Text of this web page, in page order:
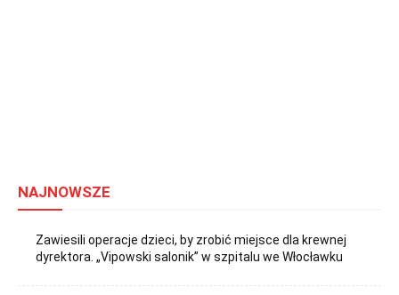
NAJNOWSZE
Zawiesili operacje dzieci, by zrobić miejsce dla krewnej
dyrektora. „Vipowski salonik” w szpitalu we Włocławku